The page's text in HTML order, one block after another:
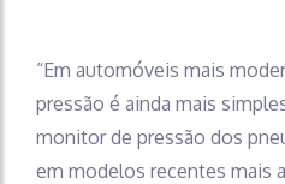
“Em automóveis mais
pressão é ainda mais
monitor de pressão dos
em modelos recentes mais